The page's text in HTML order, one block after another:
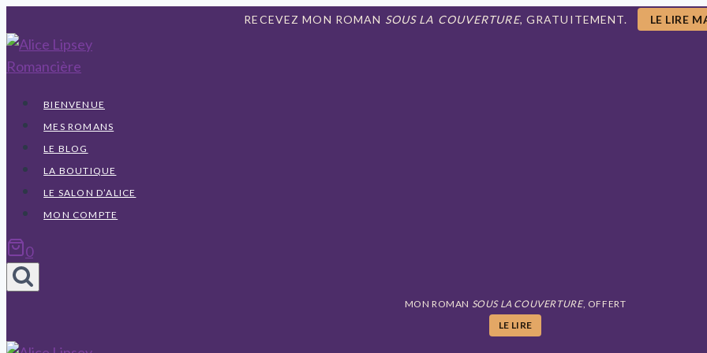
au
contenu
RECEVEZ MON ROMAN SOUS LA COUVERTURE, GRATUITEMENT. LE LIRE
BIENVENUE
MES ROMANS
LE BLOG
LA BOUTIQUE
LE SALON D’ALICE
MON COMPTE
0
MON ROMAN SOUS LA COUVERTURE, OFFERT
LE LIRE